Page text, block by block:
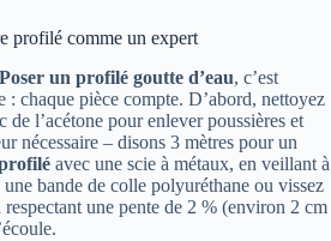
profilé comme un expert
Poser un profilé goutte d’eau, c’est
: chaque pièce compte. D’abord, nettoyez
l’acétone pour enlever poussières et
nécessaire – disons 3 mètres pour un
avec une scie à métaux, en veillant à
bande de colle polyuréthane ou vissez
une pente de 2 % (environ 2 cm